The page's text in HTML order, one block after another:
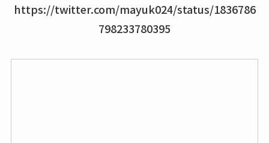
https://twitter.com/mayuk024/status/1836786
798233780395